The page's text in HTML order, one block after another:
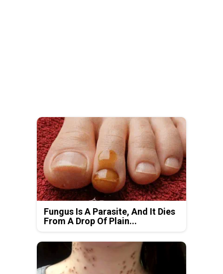
Fungus Is A Parasite, And It Dies
From A Drop Of Plain...